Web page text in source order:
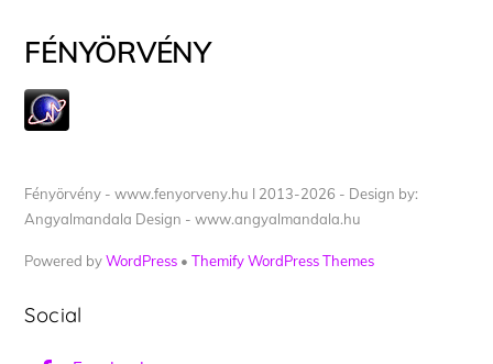
FÉNYÖRVÉNY
Fényörvény - www.fenyorveny.hu I 2013-2026 - Design by:
Angyalmandala Design - www.angyalmandala.hu
Powered byWordPress •Themify WordPress Themes
Social